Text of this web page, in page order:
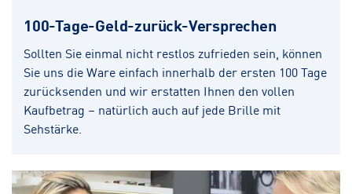
100-Tage-Geld-zurück-Versprechen
Sollten Sie einmal nicht restlos zufrieden sein, können
Sie uns die Ware einfach innerhalb der ersten 100 Tage
zurücksenden und wir erstatten Ihnen den vollen
Kaufbetrag – natürlich auch auf jede Brille mit
Sehstärke.